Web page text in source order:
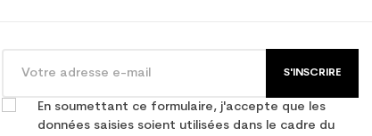
S'INSCRIRE
En soumettant ce formulaire, j'accepte que les
données saisies soient utilisées dans le cadre du